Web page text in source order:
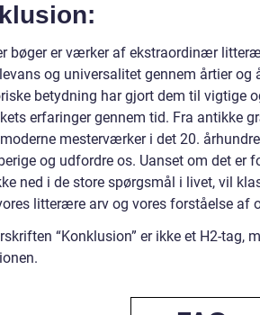
bøger er værker af ekstraordinær
og universalitet gennem årtier og
betydning har gjort dem til vigtige
erfaringer gennem tid. Fra antikke
mesterværker i det 20.
og udfordre os. Uanset om det er
ned i de store spørgsmål i livet, vil
litterære arv og vores forståelse af
“Konklusion” er ikke et H2-tag,